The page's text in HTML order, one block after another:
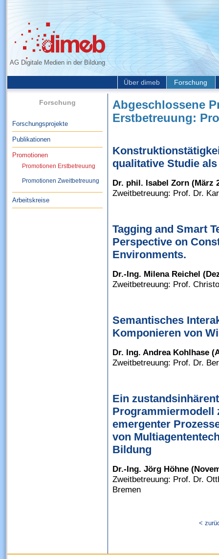
AG Digitale Medien in der Bildung
Über dimeb Forschung
Forschung
Forschungsprojekte
Publikationen
Promotionen
Promotionen Erstbetreuung
Promotionen Zweitbetreuung
Arbeitskreise
Abgeschlossene
Erstbetreuung:
qualitative Studie
Dr. phil. Isabel Zorn (März
Zweitbetreuung: Prof. Dr.
Tagging and Smart
Perspective on
Environments.
Dr.-Ing. Milena Reichel
Zweitbetreuung: Prof.
Semantisches
Komponieren von
Dr. Ing. Andrea Kohlhase
Zweitbetreuung: Prof. Dr.
Ein
Programmiermodell
emergenter
von
Bildung
Dr.-Ing. Jörg Höhne
Zweitbetreuung: Prof. Dr.
Bremen
<